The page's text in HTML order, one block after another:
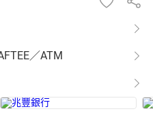
／ATM